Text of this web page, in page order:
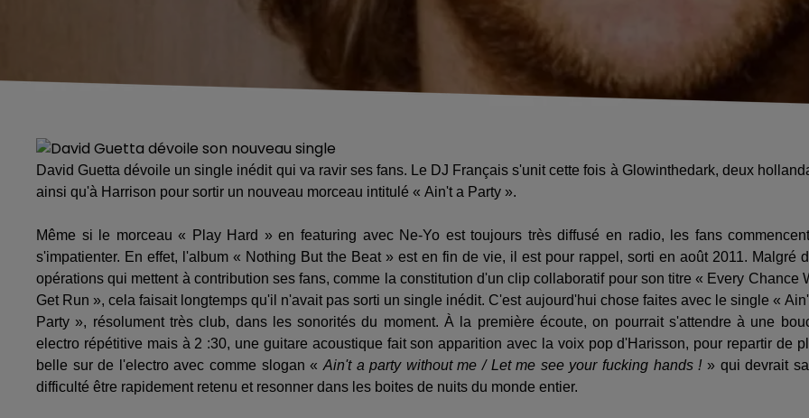
David Guetta dévoile un single inédit qui va ravir ses fans. Le DJ Français s'unit cette fois à Glowinthedark, deux
ainsi qu'à Harrison pour sortir un nouveau morceau intitulé « Ain't a Party ».
Même si le morceau « Play Hard » en featuring avec Ne-Yo est toujours très diffusé en radio, les fans
s'impatienter. En effet, l'album « Nothing But the Beat » est en fin de vie, il est pour rappel, sorti en août 2011. Malgré
opérations qui mettent à contribution ses fans, comme la constitution d'un clip collaboratif pour son titre « Every Chance
Get Run », cela faisait longtemps qu'il n'avait pas sorti un single inédit. C'est aujourd'hui chose faites avec le single «
Party », résolument très club, dans les sonorités du moment. À la première écoute, on pourrait s'attendre à une
electro répétitive mais à 2 :30, une guitare acoustique fait son apparition avec la voix pop d'Harisson, pour repartir de
belle sur de l'electro avec comme slogan « Ain't a party without me / Let me see your fucking hands !» qui devrait
difficulté être rapidement retenu et resonner dans les boites de nuits du monde entier.